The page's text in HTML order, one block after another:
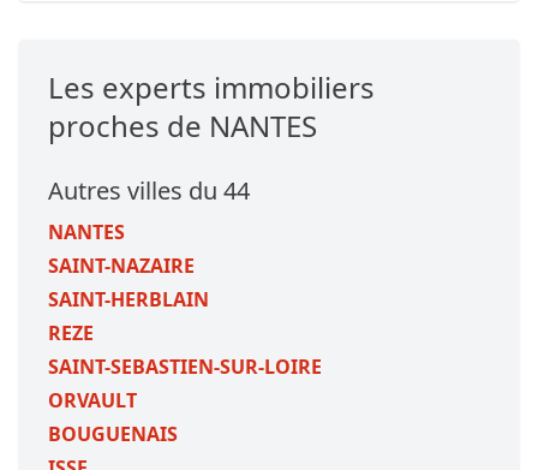
Les experts immobiliers
proches de NANTES
Autres villes du 44
NANTES
SAINT-NAZAIRE
SAINT-HERBLAIN
REZE
SAINT-SEBASTIEN-SUR-LOIRE
ORVAULT
BOUGUENAIS